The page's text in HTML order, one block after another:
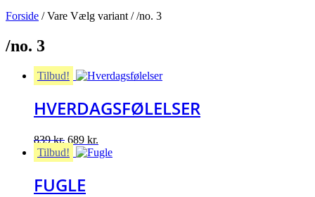
Forside / Vare Vælg variant / /no. 3
/no. 3
Tilbud!
HVERDAGSFØLELSER
839kr. Original
price
was:
839 kr..
689 kr.
price
Tilbud!
FUGLE